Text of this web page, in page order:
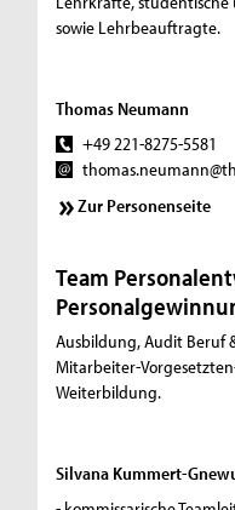
sowie Lehrbeauftragte.
Thomas Neumann
+49 221-8275-5581
Zur Personenseite
Team
Ausbildung, Audit Beruf
Mitarbeiter-
Weiterbildung.
Silvana Kummert-